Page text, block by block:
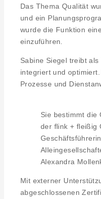
Das Thema Qualität
und ein
wurde die Funktion
einzuführen.
Sabine Siegel treibt
integriert und
Prozesse und
Sie bestimmt die
der flink + fleißig
Alexandra
Mit externer
abgeschlossenen